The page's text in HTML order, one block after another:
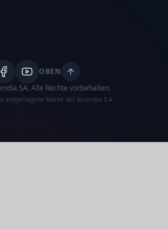
OBEN
SA. Alle Rechte vorbehalten.
eingetragene Marke der Ascendia S.A.